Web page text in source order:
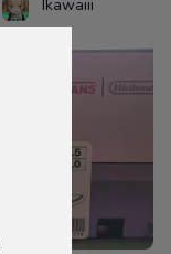
Ikawaiii